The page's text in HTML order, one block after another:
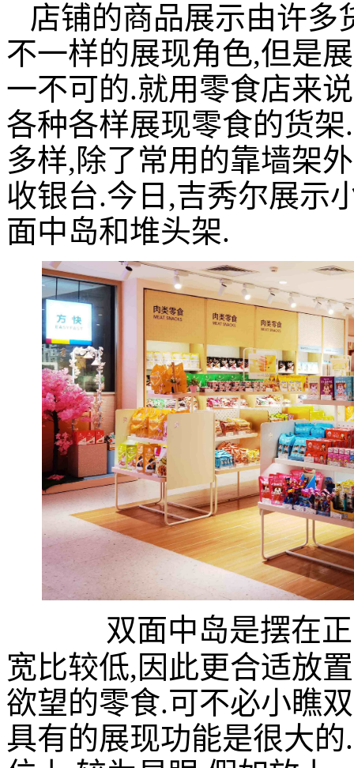
店铺的商品展示由许多
不一样的展现角色,但是
一不可的.就用零食店来
各种各样展现零食的货架
多样,除了常用的靠墙架
收银台.今日,吉秀尔展示
面中岛和堆头架.
双面中岛是摆在
宽比较低,因此更合适放
欲望的零食.可不必小瞧
具有的展现功能是很大